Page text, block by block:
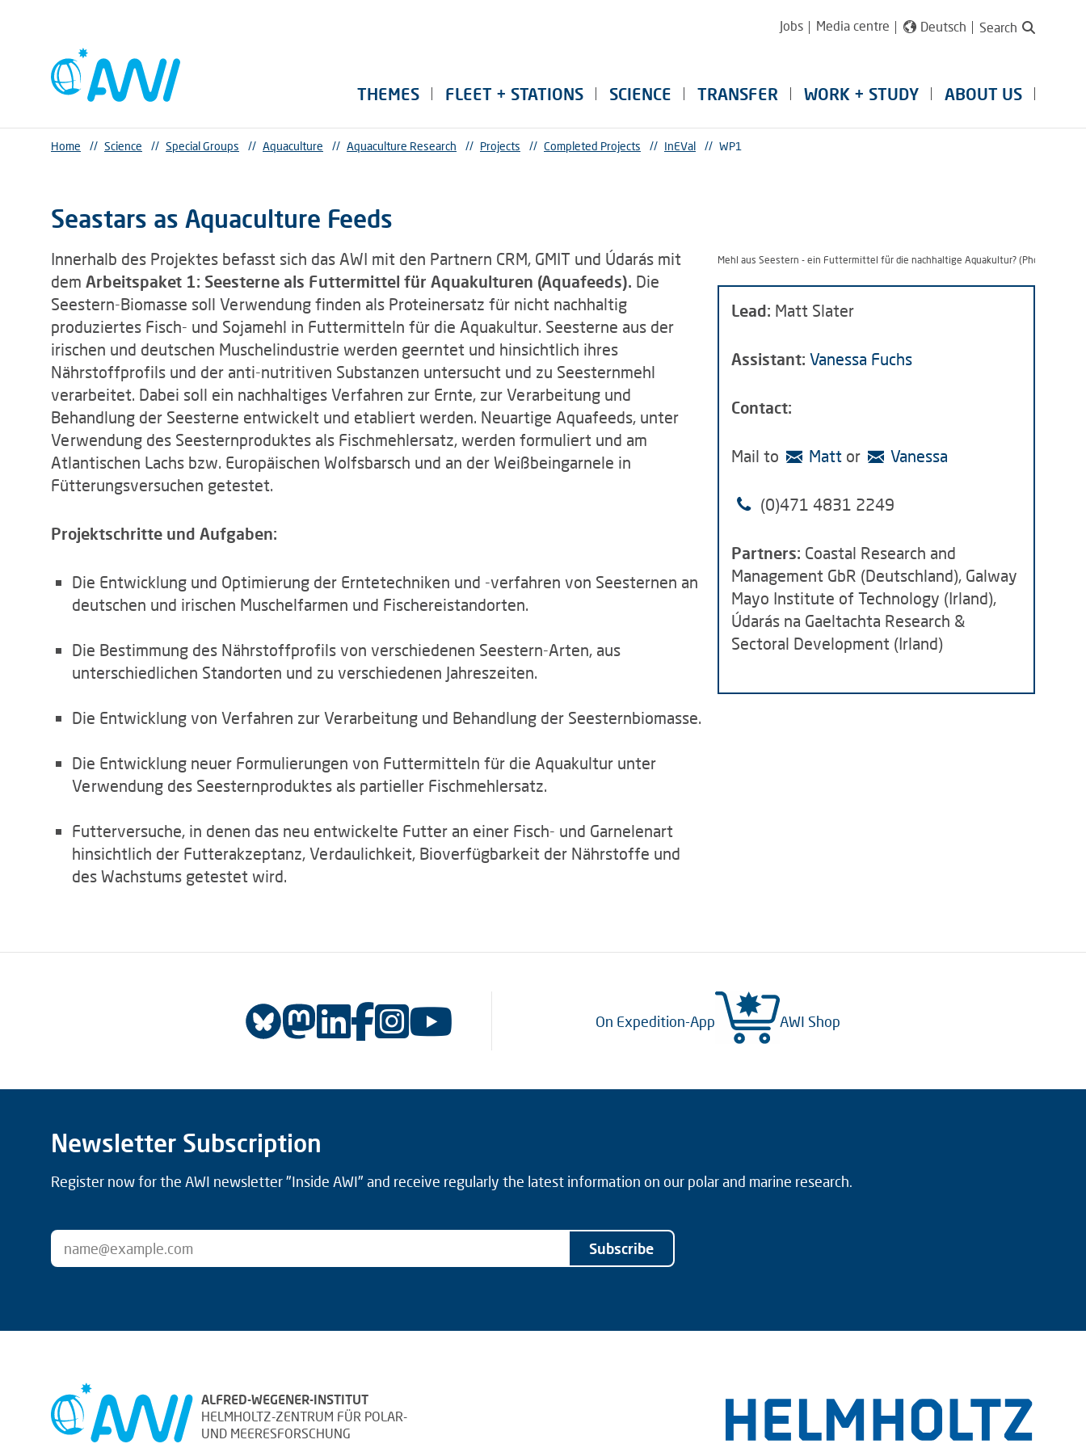
Jobs Media centre Deutsch Search
THEMES FLEET + STATIONS SCIENCE TRANSFER WORK + STUDY ABOUT US
Home // Science // Special Groups // Aquaculture // Aquaculture Research // Projects // Completed Projects // InEVal // WP1
Seastars as Aquaculture Feeds
Innerhalb des Projektes befasst sich das AWI mit den Partnern CRM, GMIT und Údarás mit
dem Arbeitspaket 1: Seesterne als Futtermittel für Aquakulturen (Aquafeeds). Die
Seestern-Biomasse soll Verwendung finden als Proteinersatz für nicht nachhaltig
produziertes Fisch- und Sojamehl in Futtermitteln für die Aquakultur. Seesterne aus der
irischen und deutschen Muschelindustrie werden geerntet und hinsichtlich ihres
Nährstoffprofils und der anti-nutritiven Substanzen untersucht und zu Seesternmehl
verarbeitet. Dabei soll ein nachhaltiges Verfahren zur Ernte, zur Verarbeitung und
Behandlung der Seesterne entwickelt und etabliert werden. Neuartige Aquafeeds, unter
Verwendung des Seesternproduktes als Fischmehlersatz, werden formuliert und am
Atlantischen Lachs bzw. Europäischen Wolfsbarsch und an der Weißbeingarnele in
Fütterungsversuchen getestet.
Projektschritte und Aufgaben:
Die Entwicklung und Optimierung der Erntetechniken und -verfahren von Seesternen an
deutschen und irischen Muschelfarmen und Fischereistandorten.
Die Bestimmung des Nährstoffprofils von verschiedenen Seestern-Arten, aus
unterschiedlichen Standorten und zu verschiedenen Jahreszeiten.
Die Entwicklung von Verfahren zur Verarbeitung und Behandlung der Seesternbiomasse.
Die Entwicklung neuer Formulierungen von Futtermitteln für die Aquakultur unter
Verwendung des Seesternproduktes als partieller Fischmehlersatz.
Futterversuche, in denen das neu entwickelte Futter an einer Fisch- und Garnelenart
hinsichtlich der Futterakzeptanz, Verdaulichkeit, Bioverfügbarkeit der Nährstoffe und
des Wachstums getestet wird.
Mehl aus Seestern - ein Futtermittel für die nachhaltige Aquakultur? (Photo:
Lead: Matt Slater
Assistant: Vanessa Fuchs
Contact:
Mail to Matt or Vanessa
(0)471 4831 2249
Partners: Coastal Research and
Management GbR (Deutschland), Galway
Mayo Institute of Technology (Irland),
Údarás na Gaeltachta Research &
Sectoral Development (Irland)
On Expedition-App AWI Shop
Newsletter Subscription
Register now for the AWI newsletter "Inside AWI" and receive regularly the latest information on our polar and marine research.
Subscribe
ALFRED-WEGENER-INSTITUT
HELMHOLTZ-ZENTRUM FÜR POLAR-
UND MEERESFORSCHUNG